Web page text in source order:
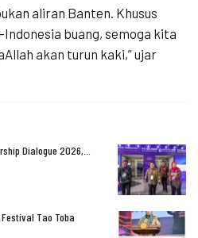
aliran Banten. Khusus
buang, semoga kita
akan turun kaki,” ujar
Dialogue 2026,…
Tao Toba